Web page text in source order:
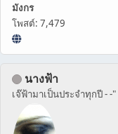
มังกร
โพสต์: 7,479
นางฟ้า
เจ๊ฟ้ามาเป็นประจำทุกปี - -"